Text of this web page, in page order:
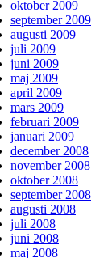
oktober 2009
september 2009
augusti 2009
juli 2009
juni 2009
maj 2009
april 2009
mars 2009
februari 2009
januari 2009
december 2008
november 2008
oktober 2008
september 2008
augusti 2008
juli 2008
juni 2008
maj 2008